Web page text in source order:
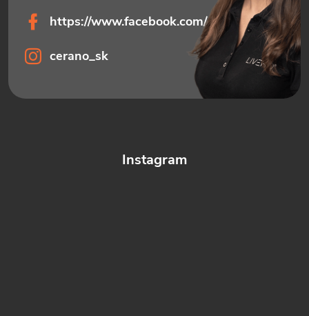
Instagram
https://www.facebook.com/ceranosk
cerano_sk